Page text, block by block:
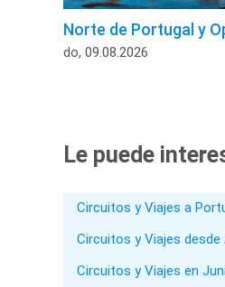
Norte de Portugal y
do, 09.08.2026
Le puede
Circuitos y Viajes a
Circuitos y Viajes desde
Circuitos y Viajes en